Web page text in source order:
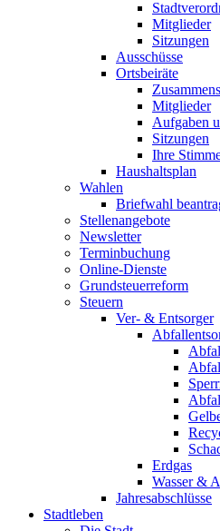
Mitglieder
Sitzungen
Ausschüsse
Ortsbeiräte
Mitglieder
Aufgaben
Sitzungen
Ihre
Haushaltsplan
Wahlen
Briefwahl
Stellenangebote
Newsletter
Terminbuchung
Online-Dienste
Grundsteuerreform
Steuern
Ver- & Entsorger
Erdgas
Wasser &
Jahresabschlüsse
Stadtleben